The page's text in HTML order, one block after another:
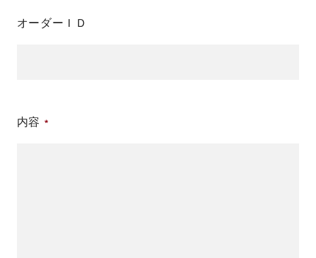
オーダーＩＤ
内容